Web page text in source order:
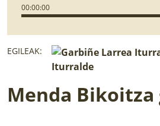
00:00:00
EGILEAK:
Iturralde
Menda Bikoitza